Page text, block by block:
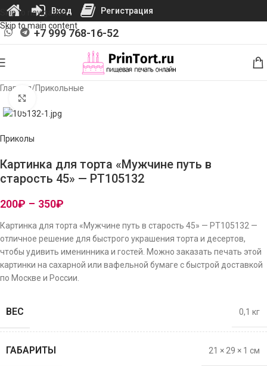
Skip to navigation
Skip to main content
+7 999 768-16-52
Главная/Прикольные
Приколы
Картинка для торта «Мужчине путь в
старость 45» — PT105132
200₽ – 350₽
Картинка для торта «Мужчине путь в старость 45» — PT105132 —
отличное решение для быстрого украшения торта и десертов,
чтобы удивить именинника и гостей. Можно заказать печать этой
картинки на сахарной или вафельной бумаге с быстрой доставкой
по Москве и России.
ВЕС 0,1 кг
ГАБАРИТЫ 21 × 29 × 1 см
Вход Регистрация